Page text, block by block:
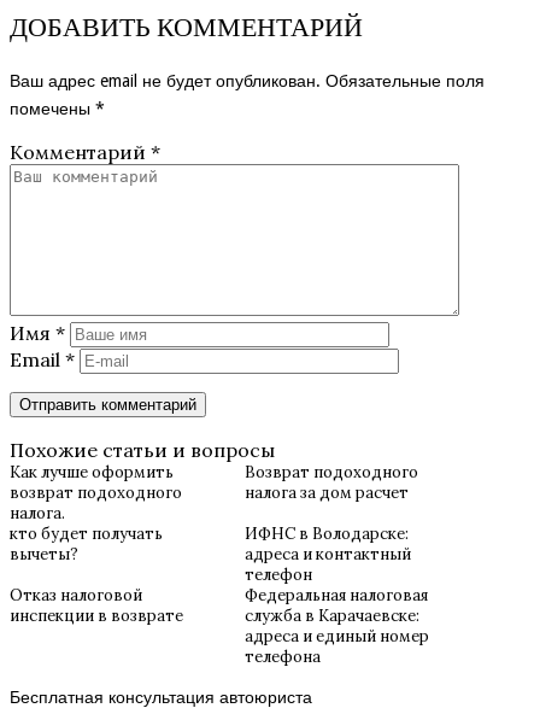
ДОБАВИТЬ КОММЕНТАРИЙ
Ваш адрес email не будет опубликован. Обязательные поля
помечены *
Комментарий *
Имя *
Email *
Похожие статьи и вопросы
Как лучше оформить
возврат подоходного
налога.
Возврат подоходного
налога за дом расчет
кто будет получать
вычеты?
ИФНС в Володарске:
адреса и контактный
телефон
Отказ налоговой
инспекции в возврате
Федеральная налоговая
служба в Карачаевске:
адреса и единый номер
телефона
Бесплатная консультация автоюриста